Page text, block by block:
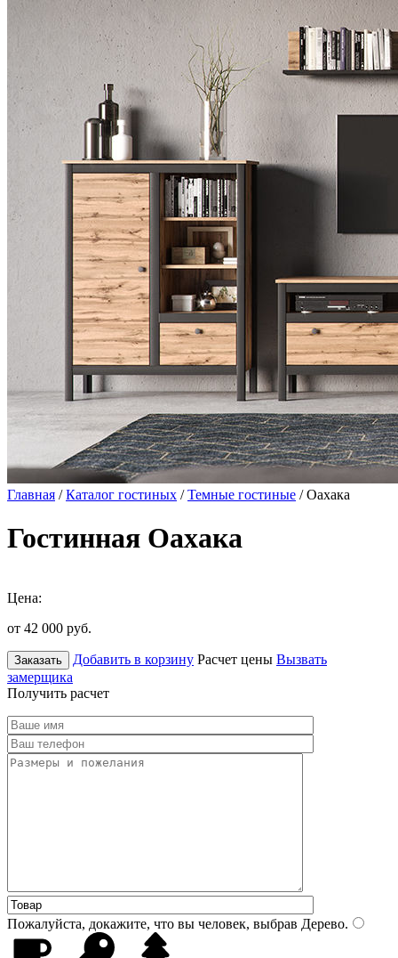
Главная /Каталог гостиных /Темные гостиные / Оахака
Гостинная Оахака
Цена:
от 42 000 руб.
Заказать Добавить в корзину Расчет цены Вызвать
замерщика
Получить расчет
Пожалуйста, докажите, что вы человек, выбрав Дерево.